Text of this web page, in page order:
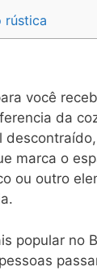
rústica
você
da
marca o
ou outro
popular no